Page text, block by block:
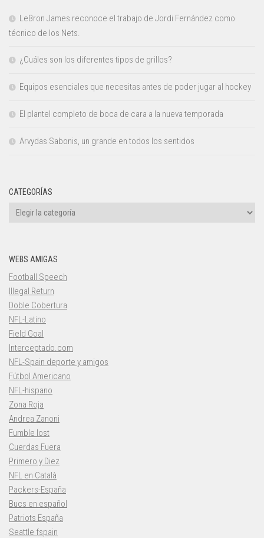
LeBron James reconoce el trabajo de Jordi Fernández como
técnico de los Nets.
¿Cuáles son los diferentes tipos de grillos?
Equipos esenciales que necesitas antes de poder jugar al hockey
El plantel completo de boca de cara a la nueva temporada
Arvydas Sabonis, un grande en todos los sentidos
CATEGORÍAS
Categorías
WEBS AMIGAS
Football Speech
Illegal Return
Doble Cobertura
NFL-Latino
Field Goal
Interceptado.com
NFL-Spain deporte y amigos
Fútbol Americano
NFL-hispano
Zona Roja
Andrea Zanoni
Fumble lost
Cuerdas Fuera
Primero y Diez
NFL en Català
Packers-España
Bucs en español
Patriots España
Seattle fspain